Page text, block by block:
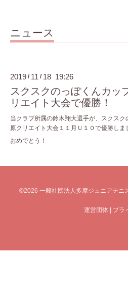
ニュース
2019 / 11 / 18 19:26
スクスクのっぽくんカッ
リエイト大会で優勝！
当クラブ所属の鈴木翔大選手が、スクス
原クリエイト大会１１月Ｕ１０で優勝しま
おめでとう！
©2026 一般社団法人多摩ジュニアテニ
運営団体 | プラ